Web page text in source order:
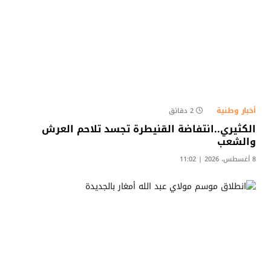
أخبار وطنية 2 دقائق
الكثيري..انتفاضة القنيطرة تجسد تلاحم العرش
والشعب
8 أغسطس، 2026 | 11:02